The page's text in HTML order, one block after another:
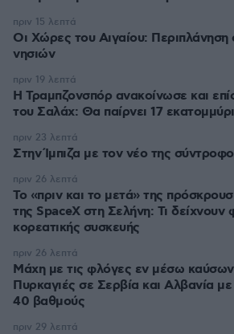
Οι Xώρες του Αιγαίου:
νησιών
πριν 15 λεπτά
Η Τραμπζονσπόρ ανακοίνωσε και
του Σαλάχ: Θα παίρνει 17
πριν 19 λεπτά
Στην Ίμπιζα με τον νέο της
πριν 23 λεπτά
Το «πριν και το μετά» της
της SpaceX στη Σελήνη: Τι
κορεατικής συσκευής
πριν 26 λεπτά
Μάχη με τις φλόγες εν μέσω
Πυρκαγιές σε Σερβία και Αλβανία
40 βαθμούς
πριν 26 λεπτά
πριν 29 λεπτά